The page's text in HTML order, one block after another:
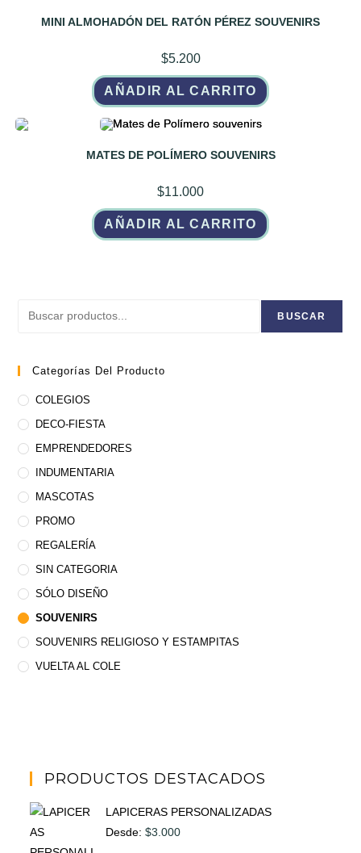
MINI ALMOHADÓN DEL RATÓN PÉREZ SOUVENIRS
$5.200
AÑADIR AL CARRITO
MATES DE POLÍMERO SOUVENIRS
$11.000
AÑADIR AL CARRITO
BUSCAR
Categorías Del Producto
COLEGIOS
DECO-FIESTA
EMPRENDEDORES
INDUMENTARIA
MASCOTAS
PROMO
REGALERÍA
SIN CATEGORIA
SÓLO DISEÑO
SOUVENIRS
SOUVENIRS RELIGIOSO Y ESTAMPITAS
VUELTA AL COLE
PRODUCTOS DESTACADOS
LAPICERAS PERSONALIZADAS
Desde:$3.000